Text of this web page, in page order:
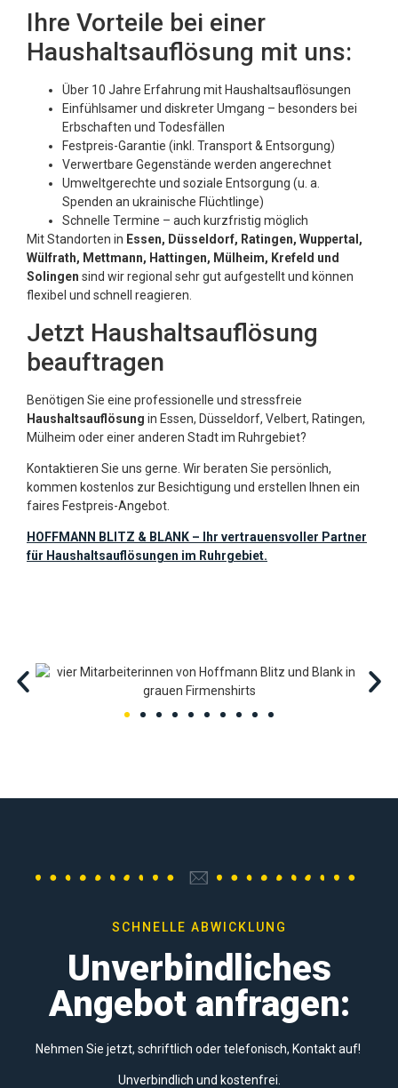
Ihre Vorteile bei einer
Haushaltsauflösung mit uns:
Über 10 Jahre Erfahrung mit Haushaltsauflösungen
Einfühlsamer und diskreter Umgang – besonders bei
Erbschaften und Todesfällen
Festpreis-Garantie (inkl. Transport & Entsorgung)
Verwertbare Gegenstände werden angerechnet
Umweltgerechte und soziale Entsorgung (u. a.
Spenden an ukrainische Flüchtlinge)
Schnelle Termine – auch kurzfristig möglich
Mit Standorten in Essen, Düsseldorf, Ratingen, Wuppertal,
Wülfrath, Mettmann, Hattingen, Mülheim, Krefeld und
Solingen sind wir regional sehr gut aufgestellt und können
flexibel und schnell reagieren.
Jetzt Haushaltsauflösung
beauftragen
Benötigen Sie eine professionelle und stressfreie
Haushaltsauflösung in Essen, Düsseldorf, Velbert, Ratingen,
Mülheim oder einer anderen Stadt im Ruhrgebiet?
Kontaktieren Sie uns gerne. Wir beraten Sie persönlich,
kommen kostenlos zur Besichtigung und erstellen Ihnen ein
faires Festpreis-Angebot.
HOFFMANN BLITZ & BLANK – Ihr vertrauensvoller Partner
für Haushaltsauflösungen im Ruhrgebiet.
SCHNELLE ABWICKLUNG
Unverbindliches
Angebot anfragen:
Nehmen Sie jetzt, schriftlich oder telefonisch, Kontakt auf!
Unverbindlich und kostenfrei.